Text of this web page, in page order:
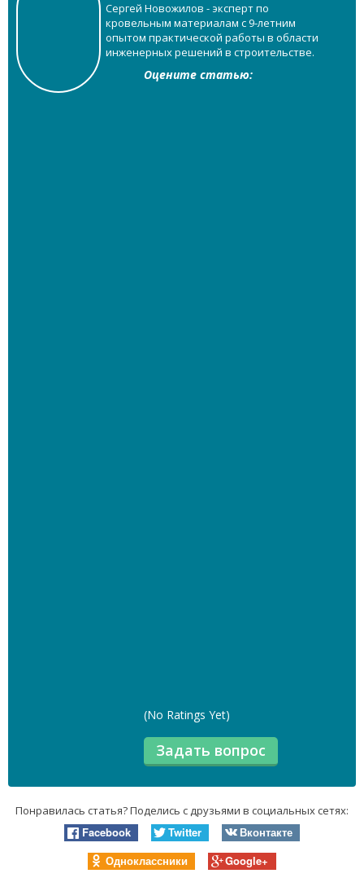
Сергей Новожилов - эксперт по
кровельным материалам с 9-летним
опытом практической работы в области
инженерных решений в строительстве.
Оцените статью:
(No Ratings Yet)
Понравилась статья? Поделись с друзьями в социальных сетях:
Facebook Twitter
Вконтакте
Одноклассники
Google+